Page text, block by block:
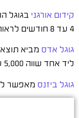
קידום אורגני בגוגל
4 עד 8 חודשים לראות תוצאות, אבל כשהיא עובדת, היא עובדת 24 שעות ביממה.
גוגל אדס
ליד אחד שווה 5,000 עד 50,000 שח שכר טרחה, החשבון הופך לכדאי.
גוגל ביזנס מאפשר